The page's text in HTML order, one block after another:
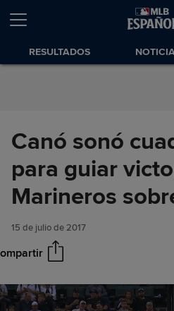
Saltar al Contenido
RESULTADOS
Canó sonó
para guiar
Marineros
15 de julio de 2017
Canó sonó cuadrangular
guiar victoria de Marineros
sobre White Sox